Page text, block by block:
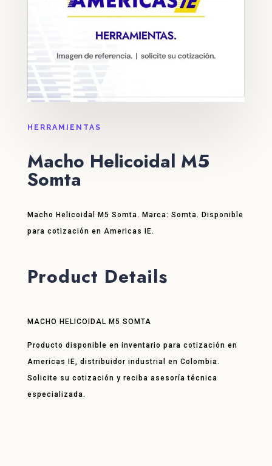
HERRAMIENTAS
Macho Helicoidal M5
Somta
Macho Helicoidal M5 Somta. Marca: Somta. Disponible
para cotización en Americas IE.
Product Details
MACHO HELICOIDAL M5 SOMTA
Producto disponible en inventario para cotización en
Americas IE, distribuidor industrial en Colombia.
Solicite su cotización y reciba asesoría técnica
especializada.